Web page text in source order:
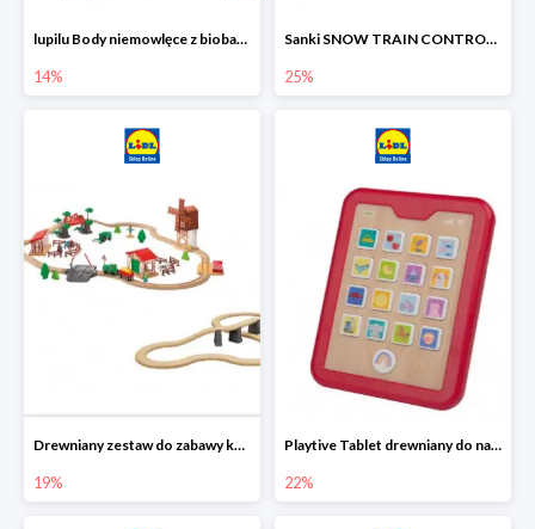
lupilu Body niemowlęce z biobawełny
14%
Sanki SNOW TRAIN CONTROL -25%
25%
Drewniany zestaw do zabawy kolejką - farma i wiadukt
19%
Playtive Tablet drewniany do nauki, interaktywny
22%